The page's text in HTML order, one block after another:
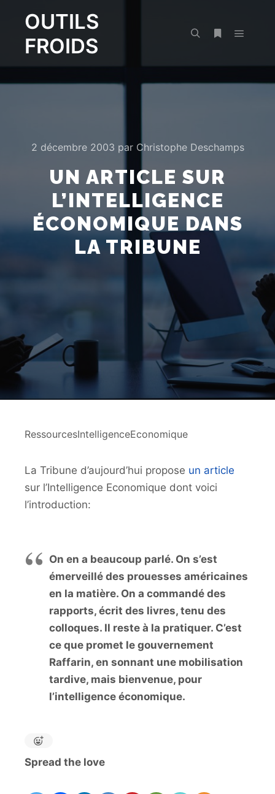
OUTILS
FROIDS
2 décembre 2003 par Christophe Deschamps
UN ARTICLE SUR
L’INTELLIGENCE
ÉCONOMIQUE DANS
LA TRIBUNE
RessourcesIntelligenceEconomique
La Tribune d’aujourd’hui propose un article
sur l’Intelligence Economique dont voici
l’introduction:
On en a beaucoup parlé. On s’est
émerveillé des prouesses américaines
en la matière. On a commandé des
rapports, écrit des livres, tenu des
colloques. Il reste à la pratiquer. C’est
ce que promet le gouvernement
Raffarin, en sonnant une mobilisation
tardive, mais bienvenue, pour
l’intelligence économique.
Spread the love